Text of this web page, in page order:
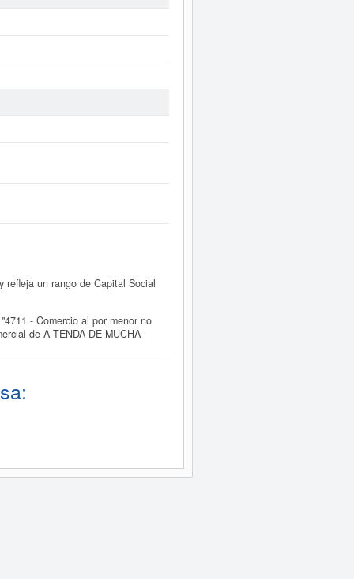
refleja un rango de Capital Social
- Comercio al por menor no
de A TENDA DE MUCHA